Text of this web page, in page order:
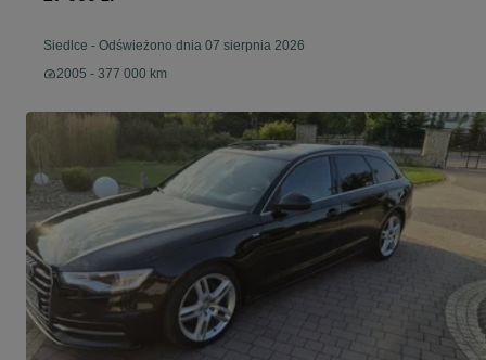
Siedlce - Odświeżono dnia 07 sierpnia 2026
2005 - 377 000 km